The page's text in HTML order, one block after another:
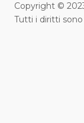
Copyright ©
Tutti i diritti sono